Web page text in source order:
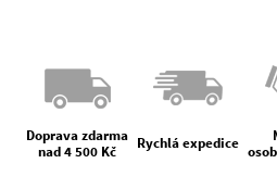
Doprava zdarma
nad 4 500 Kč
Rychlá expedice